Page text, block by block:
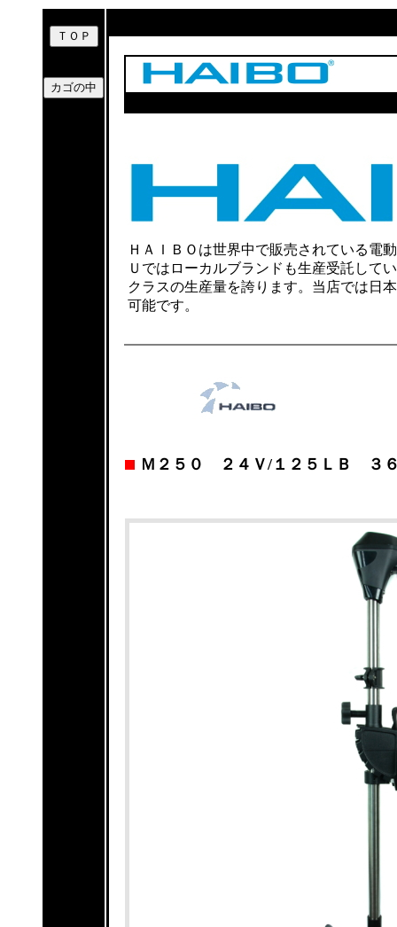
ＨＡＩＢＯは世界中で販売されている電
Ｕではローカルブランドも生産受託して
クラスの生産量を誇ります。当店では日
可能です。
Ｍ２５０ ２４Ｖ/１２５ＬＢ ３